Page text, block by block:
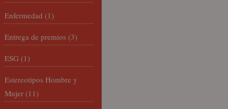
Enfermedad (1)
Entrega de premios (3)
ESG (1)
Estereotipos Hombre y
Mujer (11)